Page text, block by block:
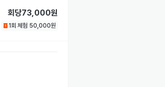
회당73,000원
1회 체험 50,000원